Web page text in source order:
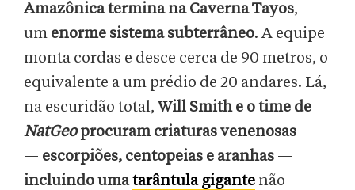
Amazônica termina na Caverna Tayos,
um enorme sistema subterrâneo. A equipe
monta cordas e desce cerca de 90 metros, o
equivalente a um prédio de 20 andares. Lá,
na escuridão total, Will Smith e o time de
NatGeoprocuram criaturas venenosas
— escorpiões, centopeias e aranhas —
incluindo umatarântula gigante não